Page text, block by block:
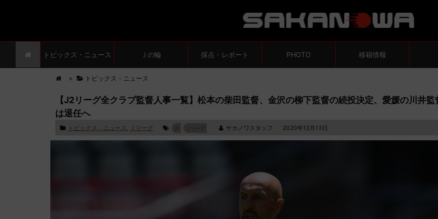
トピックス・ニュース Ｊの輪 採点・レポート PHOTO 移籍情報
> トピックス・ニュース
【J2リーグ全クラブ監督人事一覧】松本の柴田監督、金沢の柳下監督の続投決定、愛媛の川井監
は退任へ
トピックス・ニュース , Ｊリーグ サカノワスタッフ 2020年12月13日